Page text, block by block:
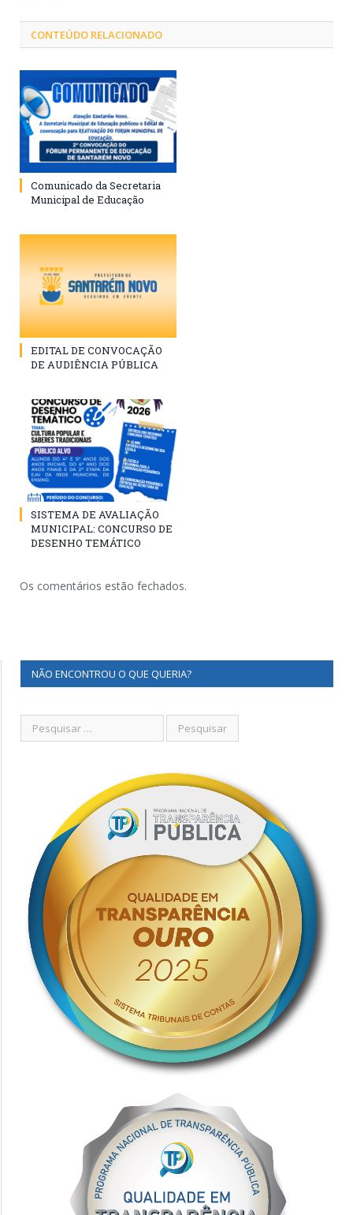
CONTEÚDO RELACIONADO
Comunicado da Secretaria
Municipal de Educação
EDITAL DE CONVOCAÇÃO
DE AUDIÊNCIA PÚBLICA
SISTEMA DE AVALIAÇÃO
MUNICIPAL: CONCURSO DE
DESENHO TEMÁTICO
Os comentários estão fechados.
NÃO ENCONTROU O QUE QUERIA?